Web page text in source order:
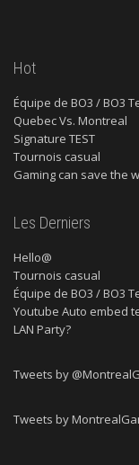
Hot
Équipe de BO3 / BO3
Quebec Vs. Montreal
Signature TEST
Tournois casual
Gaming can save the
Les Derniers
Hello@
Tournois casual
Équipe de BO3 / BO3
Youtube Auto embed
LAN Party?
Tweets by
Tweets by